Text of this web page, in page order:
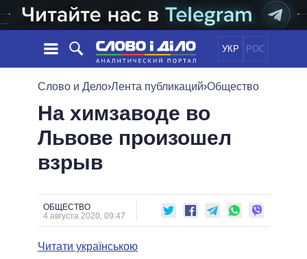
УКР РОС
НОВОСТИ
ЛЕНТА
СОБЫТИЯ
СТАТЬИ
МНЕНИЯ
ОБЗОРЫ
ДАЙДЖЕСТЫ
ПОЛИТИКА
ЭКОНОМИКА
ОБЕЩАНИЯ
ПОЛИТИКИ
ВСЕ ПОЛИТИКИ
ПРЕЗИДЕНТ И ОФИС
ВЕРХОВНАЯ РАДА
ВИДЕО
Слово и Дело›Лента публикаций›Общество
На химзаводе во
Львове произошел
взрыв
ОБЩЕСТВО
4 августа 2020, 09:47
Читати українською